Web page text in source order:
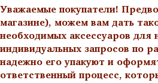
Уважаемые покупатели!
магазине), можем вам дать
необходимых аксессуаров
индивидуальных запросов по
надежно его упакуют и
ответственный процесс,